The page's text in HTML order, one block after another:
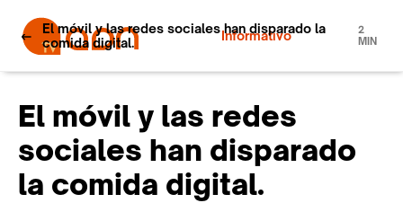
Informativo
El móvil y las redes sociales han disparado la
comida digital.
2
MIN
El móvil y las redes
sociales han disparado
la comida digital.